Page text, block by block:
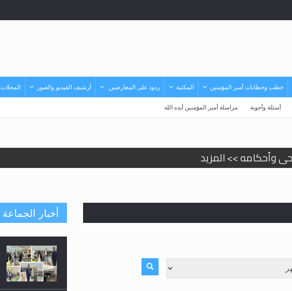
خطب وخطابات أمير المؤمنين المكتبة ردود على المعارضين أرشيف الفيديو والصور المجلات
أسئلة وأجوبة مراسلة أمير المؤمنين أيده الله
وأحكامه >> المزيد
حضرة امير المؤمنين أيده الله والمكتب العربي >> المزيد
أخبار الجماعة